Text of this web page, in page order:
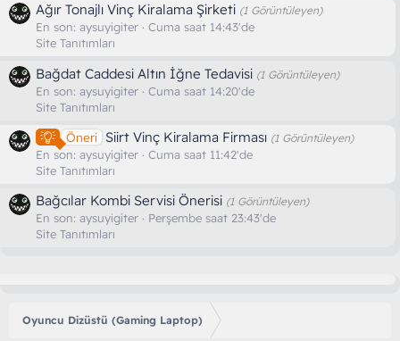
Ağır Tonajlı Vinç Kiralama Şirketi (1 Görüntüleyen)
En son: aysuyigiter
Cuma saat 14:43'de
Site Tanıtımları
Bağdat Caddesi Altın İğne Tedavisi (1 Görüntüleyen)
En son: aysuyigiter
Cuma saat 14:20'de
Site Tanıtımları
Öneri Siirt Vinç Kiralama Firması (1 Görüntüleyen)
En son: aysuyigiter
Cuma saat 11:42'de
Site Tanıtımları
Bağcılar Kombi Servisi Önerisi (1 Görüntüleyen)
En son: aysuyigiter
Perşembe saat 23:43'de
Site Tanıtımları
Oyuncu Dizüstü (Gaming Laptop)